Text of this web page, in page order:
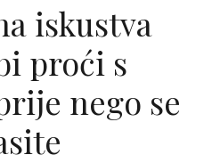
iskustva
proći s
nego se